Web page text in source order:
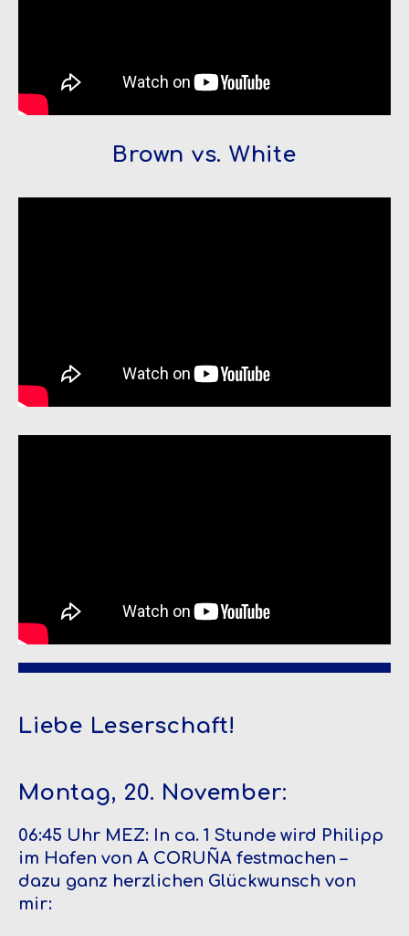
Brown vs. White
Liebe Leserschaft!
Montag, 20. November:
06:45 Uhr MEZ: In ca. 1 Stunde wird Philipp
im Hafen von A CORUÑA festmachen –
dazu ganz herzlichen Glückwunsch von
mir: